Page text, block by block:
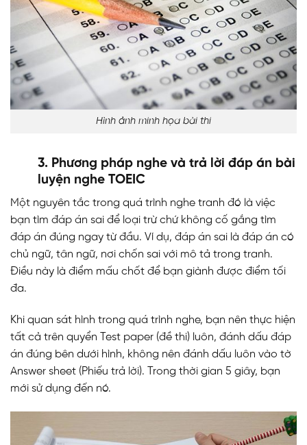
Hình ảnh minh họa bài thi
3. Phương pháp nghe và trả lời đáp án bài
luyện nghe TOEIC
Một nguyên tắc trong quá trình nghe tranh đó là việc
bạn tìm đáp án sai để loại trừ chứ không cố gắng tìm
đáp án đúng ngay từ đầu. Ví dụ, đáp án sai là đáp án có
chủ ngữ, tân ngữ, nơi chốn sai với mô tả trong tranh.
Điều này là điểm mấu chốt để bạn giành được điểm tối
đa.
Khi quan sát hình trong quá trình nghe, bạn nên thực hiện
tất cả trên quyển Test paper (đề thi) luôn, đánh dấu đáp
án đúng bên dưới hình, không nên đánh dấu luôn vào tờ
Answer sheet (Phiếu trả lời). Trong thời gian 5 giây, bạn
mới sử dụng đến nó.